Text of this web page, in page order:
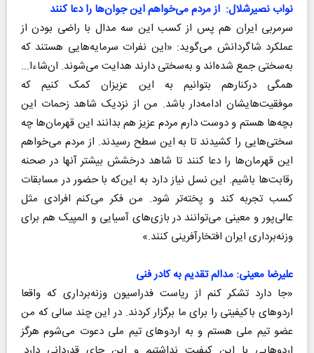
نواب نصیرشلال: از مردم می‌خواهم این جوان‌ها را دعا کنند
سرمربی ایران هم پس از کسب این سه مدال با راضی بودن از
عملکرد شاگردانش می‌گوید: «این نفرات سرمایه‌هایی هستند که
به‌سختی جمع شده‌اند و به‌سختی دارند هدایت می‌شوند. ان‌شاءا...
همگی درکنارهم بتوانیم به این عزیزان کمک کنیم که
موفقیت‌هایشان ادامه‌دار باشد. من از نزدیک شاهد زحمات این
بچه‌ها هستم و دوست دارم مردم عزیز هم بدانند این قهرمان‌ها چه
سختی‌هایی را کشیدند تا به این سطح رسیدند. از مردم می‌خواهم
این قهرمان‌ها را دعا کنند تا شاهد درخشش بیشتر آنها در صحنه
رقابت‌ها باشیم. این نسل نیاز دارد به این‌که با حضور در مسابقات
کسب تجربه کند و پخته‌تر شود. من فکر می‌کنم افرادی مثل
عالی‌پور و معینی می‌توانند در بازی‌های آسیایی و المپیک هم برای
وزنه‌برداری ایران افتخارآفرینی کنند.»
علیرضا معینی: مدالم تقدیم به کادر فنی
«جا دارد تشکر کنم از ریاست فدراسیون وزنه‌‌برداری که واقعا
اردوهای باکیفیتی را برای ما برگزار کردند. در این چند سالی که من
عضو تیم ملی هستم و به اردوهای تیم ملی دعوت می‌شوم هرگز